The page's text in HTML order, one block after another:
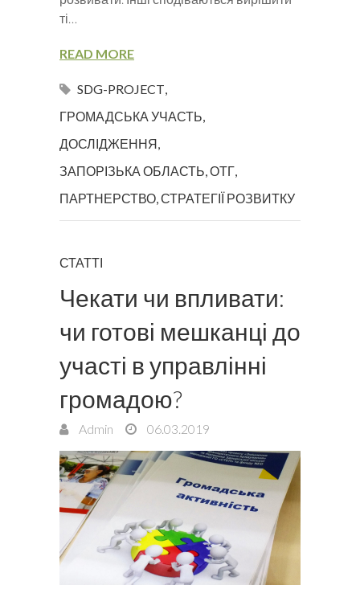
ті…
READ MORE
SDG-PROJECT,
ГРОМАДСЬКА УЧАСТЬ,
ДОСЛІДЖЕННЯ,
ЗАПОРІЗЬКА ОБЛАСТЬ,ОТГ,
ПАРТНЕРСТВО,СТРАТЕГІЇ РОЗВИТКУ
СТАТТІ
Чекати чи впливати:
чи готові мешканці до
участі в управлінні
громадою?
Admin 06.03.2019